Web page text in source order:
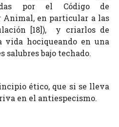
por el Código de
Animal, en particular a las
[18]), y criarlos de
vida hociqueando en una
salubres bajo techado.
ético, que si se lleva
en el antiespecismo.